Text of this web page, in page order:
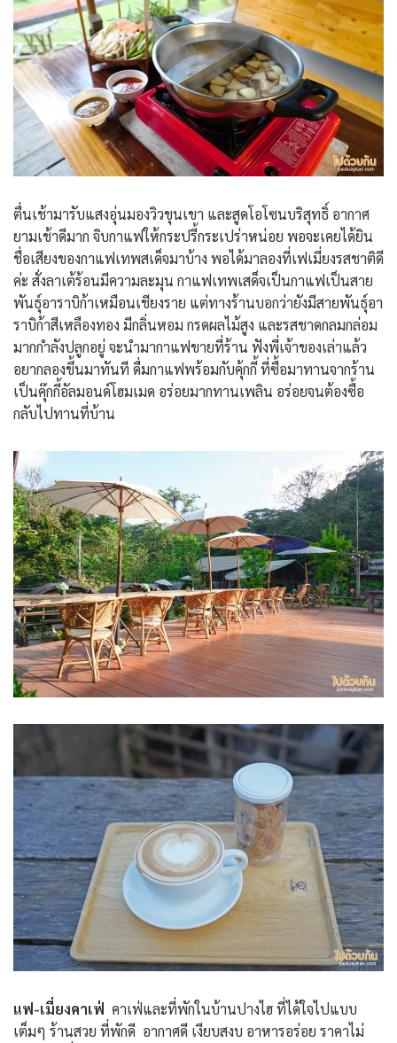
ตื่นเช้ามารับแสงอุ่นมองวิวขุนเขา และสูดโอโซนบริสุทธิ์ อากาศ
ยามเช้าดีมาก จิบกาแฟให้กระปรี้กระเปร่าหน่อย พอจะเคยได้ยิน
ชื่อเสียงของกาแฟเทพสเด็จมาบ้าง พอได้มาลองที่เฟเมี่ยงรสชาติดี
ค่ะ สั่งลาเต้ร้อนมีความละมุน กาแฟเทพเสด็จเป็นกาแฟเป็นสาย
พันธุ์อาราบิก้าเหมือนเชียงราย แต่ทางร้านบอกว่ายังมีสายพันธุ์อา
ราบิก้าสีเหลืองทอง มีกลิ่นหอม กรดผลไม้สูง และรสชาดกลมกล่อม
มากกำลังปลูกอยู่ จะนำมากาแฟขายที่ร้าน ฟังพี่เจ้าของเล่าแล้ว
อยากลองขึ้นมาทันที ดื่มกาแฟพร้อมกับคุ้กกี้ ที่ซื้อมาทานจากร้าน
เป็นคุ๊กกี้อัลมอนด์โฮมเมด อร่อยมากทานเพลิน อร่อยจนต้องซื้อ
กลับไปทานที่บ้าน
แฟ-เมี่ยงคาเฟ่ คาเฟ่และที่พักในบ้านปางไฮ ที่ได้ใจไปแบบ
เต็มๆ ร้านสวย ที่พักดี อากาศดี เงียบสงบ อาหารอร่อย ราคาไม่